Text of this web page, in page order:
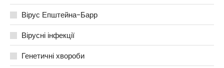
Вірус Епштейна-Барр
Вірусні інфекції
Генетичні хвороби